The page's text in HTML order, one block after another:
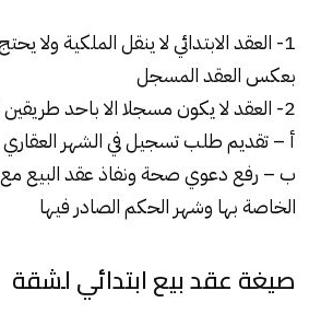
1- العقد الابتدائي لا ينقل الملكية ولا
بعكس العقد المسجل
2- العقد لا يكون مسجلا الا باحد طريقين :
أ – تقديم طلب تسجيل في الشهر
ب – رفع دعوي صحة ونفاذ عقد البيع مع
الخاصة بها وشهر الحكم الصادر فيها
صيغة عقد بيع ابتدائي لشقة